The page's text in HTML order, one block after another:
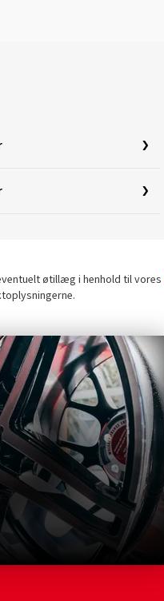
øtillæg i henhold til vores